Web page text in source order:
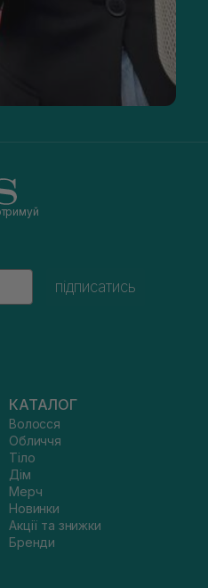
підписатись
КАТАЛОГ
Волосся
Обличчя
Тіло
Дім
Мерч
Новинки
Акції та знижки
Бренди